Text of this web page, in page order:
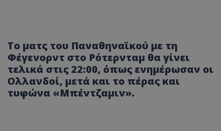
Το ματς του Παναθηναϊκού με τη
Φέγενορντ στο Ρότερνταμ θα γίνει
τελικά στις 22:00, όπως ενημέρωσαν οι
Ολλανδοί, μετά και το πέρας και
τυφώνα «Μπέντζαμιν».